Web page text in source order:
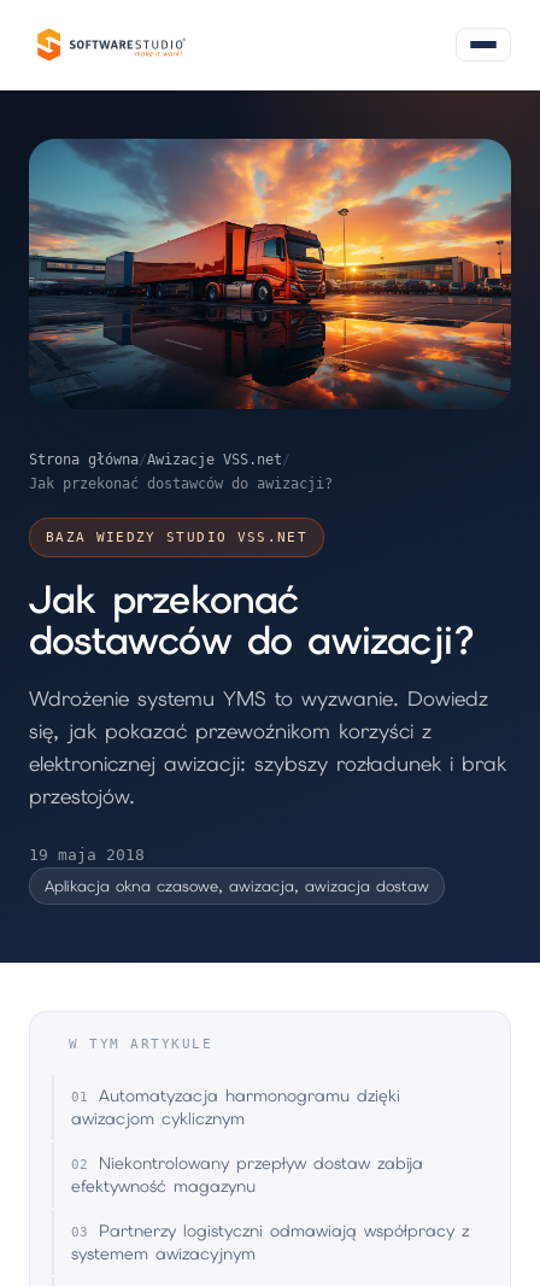
Strona główna/Awizacje VSS.net/
Jak przekonać dostawców do awizacji?
BAZA WIEDZY STUDIO VSS.NET
Jak przekonać
dostawców do awizacji?
Wdrożenie systemu YMS to wyzwanie. Dowiedz
się, jak pokazać przewoźnikom korzyści z
elektronicznej awizacji: szybszy rozładunek i brak
przestojów.
19 maja 2018
Aplikacja okna czasowe, awizacja, awizacja dostaw
W TYM ARTYKULE
Automatyzacja harmonogramu dzięki
awizacjom cyklicznym
Niekontrolowany przepływ dostaw zabija
efektywność magazynu
Partnerzy logistyczni odmawiają współpracy z
systemem awizacyjnym